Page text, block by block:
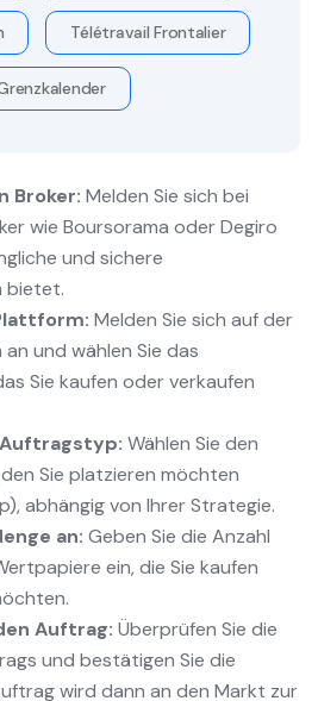
Télétravail Frontalier
Broker: Melden Sie sich bei
wie Boursorama oder Degiro
und sichere
bietet.
Melden Sie sich auf der
und wählen Sie das
Sie kaufen oder verkaufen
Auftragstyp: Wählen Sie den
Sie platzieren möchten
abhängig von Ihrer Strategie.
an: Geben Sie die Anzahl
ein, die Sie kaufen
Auftrag: Überprüfen Sie die
und bestätigen Sie die
wird dann an den Markt zur